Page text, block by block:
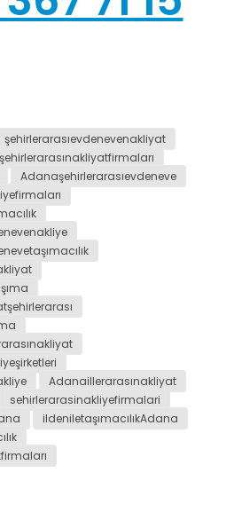
şehirlerarasıevdenevenakliyat
şehirlerarasınakliyatfirmaları
Adanaşehirlerarasıevdeneve
Adanaillerarasınakliyat
sehirlerarasinakliyefirmalari
ildeniletaşımacılıkAdana